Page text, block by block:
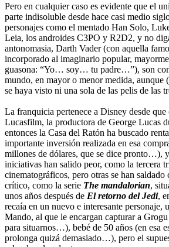
Pero en cualquier caso es evidente que el
parte indisoluble desde hace casi medio
personajes como el mentado Han Solo,
Leia, los androides C3PO y R2D2, y no
antonomasia, Darth Vader (con aquella
incorporado al imaginario popular,
guasona: “Yo… soy… tu padre…”), son
mundo, en mayor o menor medida,
se haya visto ni una sola de las pelis de las
La franquicia pertenece a Disney desde
Lucasfilm, la productora de George Lucas
entonces la Casa del Ratón ha buscado
importante inversión realizada en esa
millones de dólares, que se dice pronto…),
iniciativas han salido peor, como la tercera
cinematográficos, pero otras se han
crítico, como la serie The mandalorian,
unos años después de El retorno del Jedi,
recaía en un nuevo e interesante personaje,
Mando, al que le encargan capturar a
para situarnos…), bebé de 50 años (en esa
prolonga quizá demasiado…), pero el